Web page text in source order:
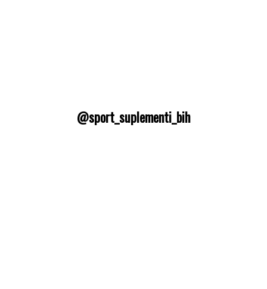
@sport_suplementi_bih